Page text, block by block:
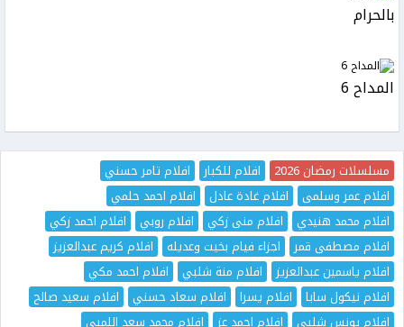
بالحرام
المداح 6
مسلسلات رمضان 2026 افلام للكبار
افلام تامر حسني
افلام عمر وسلمى
افلام غادة عادل
افلام احمد حلمي
افلام محمد هنيدي
افلام منى زكي افلام روبي
افلام احمد زكي
افلام مصطفى قمر
اجزاء فيام بخيت وعديله
افلام كريم عبدالعزيز
افلام ياسمين عبدالعزيز
افلام منة شلبي
افلام احمد مكي
افلام نيكول سابا
افلام يسرا افلام سعاد حسني
افلام سعيد صالح
افلام يونس شلبي
افلام احمد عز افلام محمد سعد اللمبي